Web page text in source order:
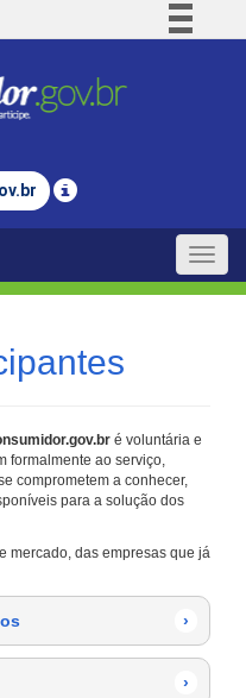
Comunica BR
Legislação
Toggle
é voluntária e
formalmente ao serviço,
comprometem a conhecer,
para a solução dos
mercado, das empresas que já
›
›